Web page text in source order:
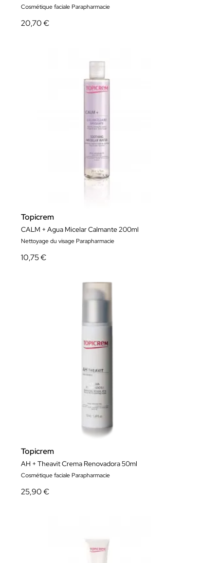
Cosmétique faciale Parapharmacie
20,70 €
Topicrem
CALM + Agua Micelar Calmante 200ml
Nettoyage du visage Parapharmacie
10,75 €
Topicrem
AH + Theavit Crema Renovadora 50ml
Cosmétique faciale Parapharmacie
25,90 €